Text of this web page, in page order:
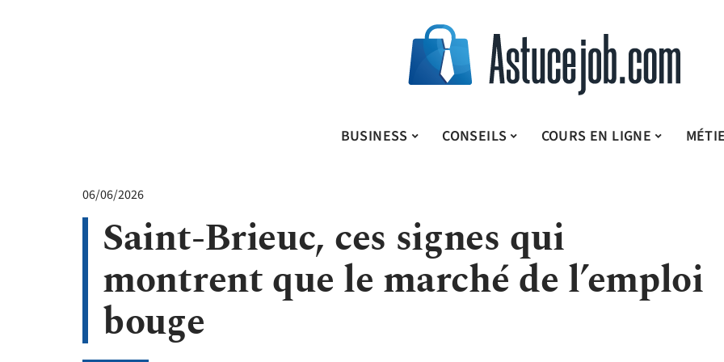
BUSINESS CONSEILS COURS EN LIGNE
06/06/2026
Saint-Brieuc, ces signes qui
montrent que le marché de l’emploi
bouge